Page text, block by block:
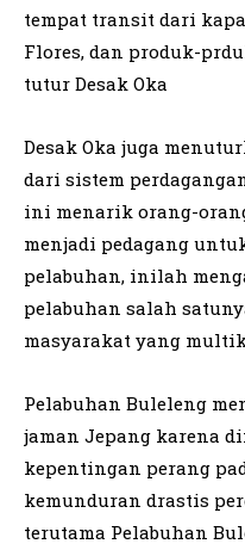
tempat transit dari
Flores, dan produk-
tutur Desak Oka
Desak Oka juga
dari sistem
ini menarik orang-
menjadi pedagang
pelabuhan, inilah
pelabuhan salah
masyarakat yang
Pelabuhan Buleleng
jaman Jepang karena
kepentingan perang
kemunduran drastis
terutama Pelabuhan